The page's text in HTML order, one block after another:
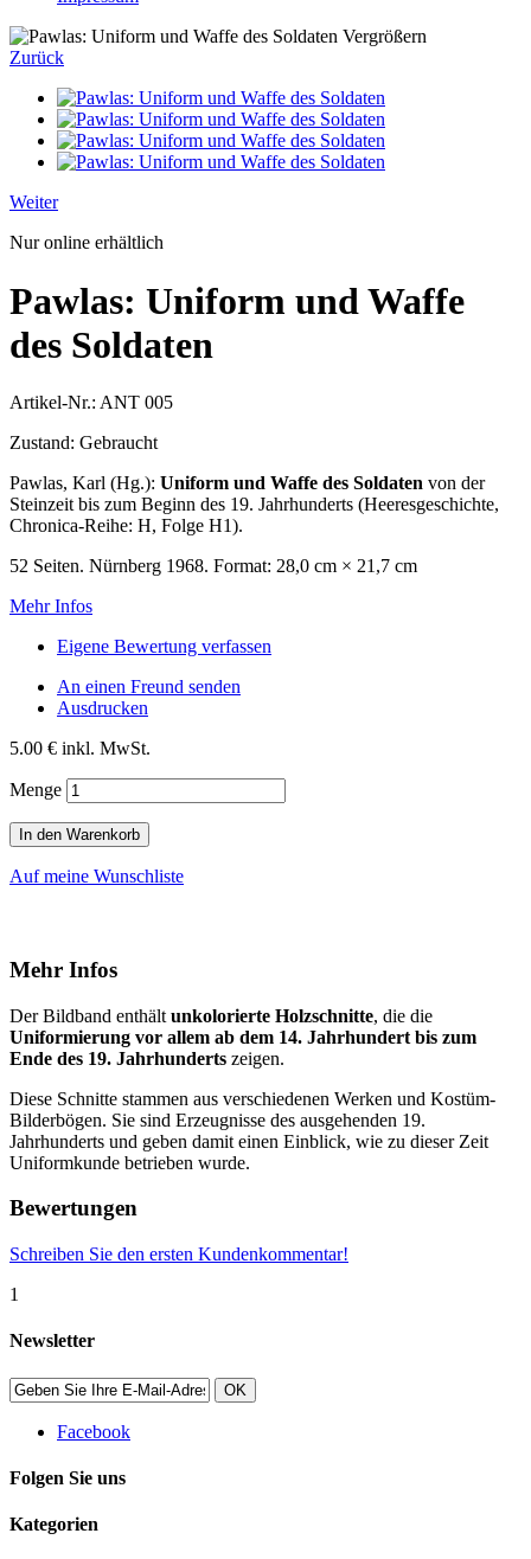
Vergrößern
Zurück
Weiter
Nur online erhältlich
Pawlas: Uniform und Waffe
des Soldaten
Artikel-Nr.: ANT 005
Zustand: Gebraucht
Pawlas, Karl (Hg.): Uniform und Waffe des Soldaten von der
Steinzeit bis zum Beginn des 19. Jahrhunderts (Heeresgeschichte,
Chronica-Reihe: H, Folge H1).
52 Seiten. Nürnberg 1968. Format: 28,0 cm × 21,7 cm
Mehr Infos
Eigene Bewertung verfassen
An einen Freund senden
Ausdrucken
5.00 € inkl. MwSt.
Menge
In den Warenkorb
Auf meine Wunschliste
Mehr Infos
Der Bildband enthält unkolorierte Holzschnitte, die die
Uniformierung vor allem ab dem 14. Jahrhundert bis zum
Ende des 19. Jahrhunderts zeigen.
Diese Schnitte stammen aus verschiedenen Werken und Kostüm-
Bilderbögen. Sie sind Erzeugnisse des ausgehenden 19.
Jahrhunderts und geben damit einen Einblick, wie zu dieser Zeit
Uniformkunde betrieben wurde.
Bewertungen
Schreiben Sie den ersten Kundenkommentar!
1
Newsletter
OK
Facebook
Folgen Sie uns
Kategorien